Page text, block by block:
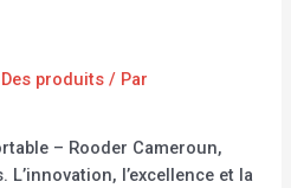
Des produits / Par
– Rooder Cameroun,
l’excellence et la